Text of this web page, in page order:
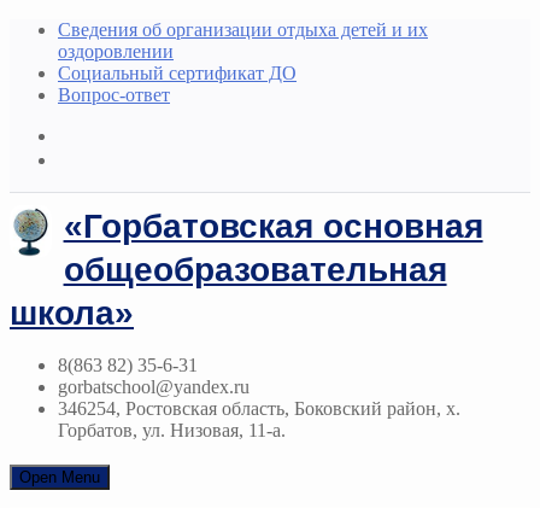
Сведения об организации отдыха детей и их
оздоровлении
Социальный сертификат ДО
Вопрос-ответ
«Горбатовская основная
общеобразовательная
школа»
8(863 82) 35-6-31
gorbatschool@yandex.ru
346254, Ростовская область, Боковский район, х.
Горбатов, ул. Низовая, 11-а.
Open Menu